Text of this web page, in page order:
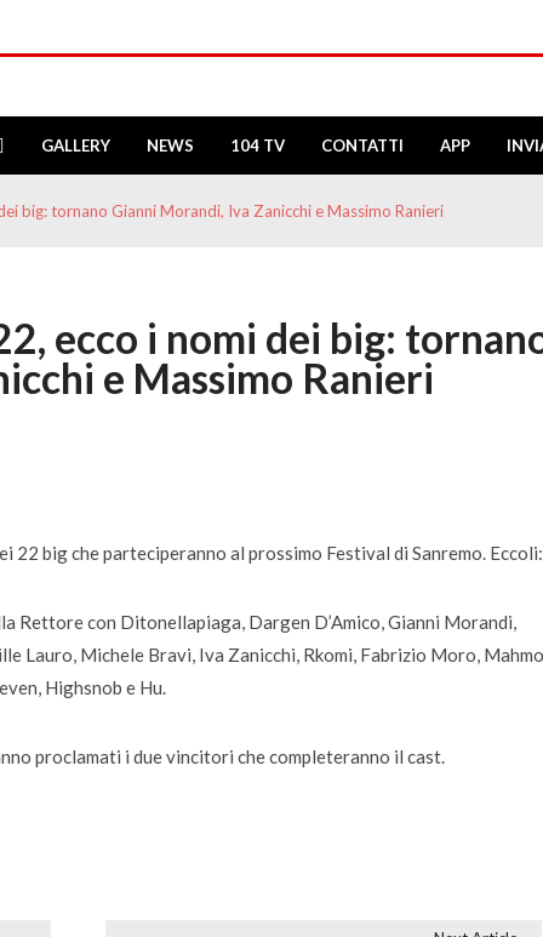
GALLERY NEWS 104 TV CONTATTI APP
big: tornano Gianni Morandi, Iva Zanicchi e Massimo Ranieri
ecco i nomi dei big:
e Massimo Ranieri
22 big che parteciperanno al prossimo Festival di Sanremo. Eccoli:
Rettore con Ditonellapiaga, Dargen D’Amico, Gianni Morandi,
Lauro, Michele Bravi, Iva Zanicchi, Rkomi, Fabrizio Moro,
Highsnob e Hu.
proclamati i due vincitori che completeranno il cast.